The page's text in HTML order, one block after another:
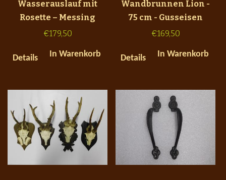
Wasserauslauf mit
Rosette – Messing
€179,50
Details In Warenkorb
Wandbrunnen Lion -
75 cm - Gusseisen
€169,50
Details In Warenkorb